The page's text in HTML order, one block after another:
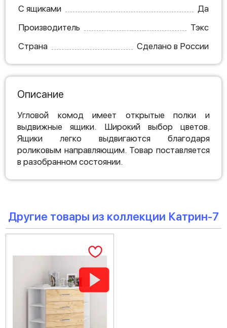
С ящиками
Да
Производитель
Тэкс
Страна
Сделано в России
Описание
Угловой комод имеет открытые полки и
выдвижные ящики. Широкий выбор цветов.
Ящики легко выдвигаются благодаря
роликовым направляющим. Товар поставляется
в разобранном состоянии.
Другие товары из коллекции Катрин-7